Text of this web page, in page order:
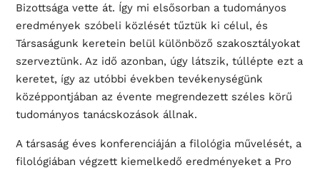
Bizottsága vette át. Így mi elsősorban a tudományos
eredmények szóbeli közlését tűztük ki célul, és
Társaságunk keretein belül különböző szakosztályokat
szerveztünk. Az idő azonban, úgy látszik, túllépte ezt a
keretet, így az utóbbi években tevékenységünk
középpontjában az évente megrendezett széles körű
tudományos tanácskozások állnak.
A társaság éves konferenciáján a filológia művelését, a
filológiában végzett kiemelkedő eredményeket a Pro